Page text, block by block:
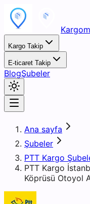
Kargo Takip
E-ticaret Takip
BlogŞubeler
Ana sayfa
Şubeler
PTT Kargo
PTT Kargo
Köprüsü Otoyol